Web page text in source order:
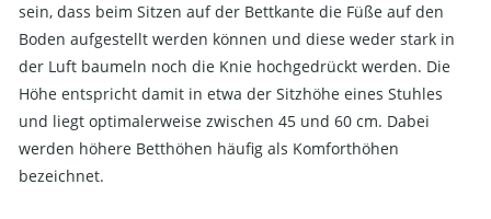
sein, dass beim Sitzen auf der Bettkante die Füße auf den
Boden aufgestellt werden können und diese weder stark in
der Luft baumeln noch die Knie hochgedrückt werden. Die
Höhe entspricht damit in etwa der Sitzhöhe eines Stuhles
und liegt optimalerweise zwischen 45 und 60 cm. Dabei
werden höhere Betthöhen häufig als Komforthöhen
bezeichnet.